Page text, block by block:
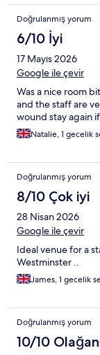
Doğrulanmış yorum
6/10 İyi
17 Mayıs 2026
Google ile çevir
Was a nice room
and the staff are
wound stay again
Natalie, 1 gecelik
Doğrulanmış yorum
8/10 Çok iyi
28 Nisan 2026
Google ile çevir
Ideal venue for a
Westminster ..
James, 1 gecelik
Doğrulanmış yorum
10/10